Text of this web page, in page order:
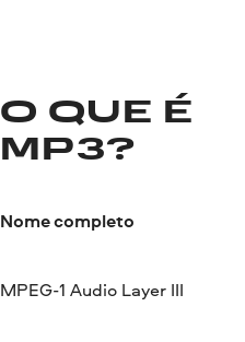
O QUE É
MP3?
Nome completo
MPEG-1 Audio Layer III